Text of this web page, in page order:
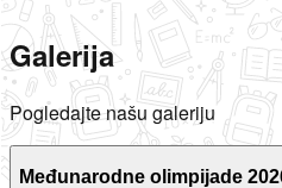
Galerija
Pogledajte našu galeriju
Međunarodne olimpijade